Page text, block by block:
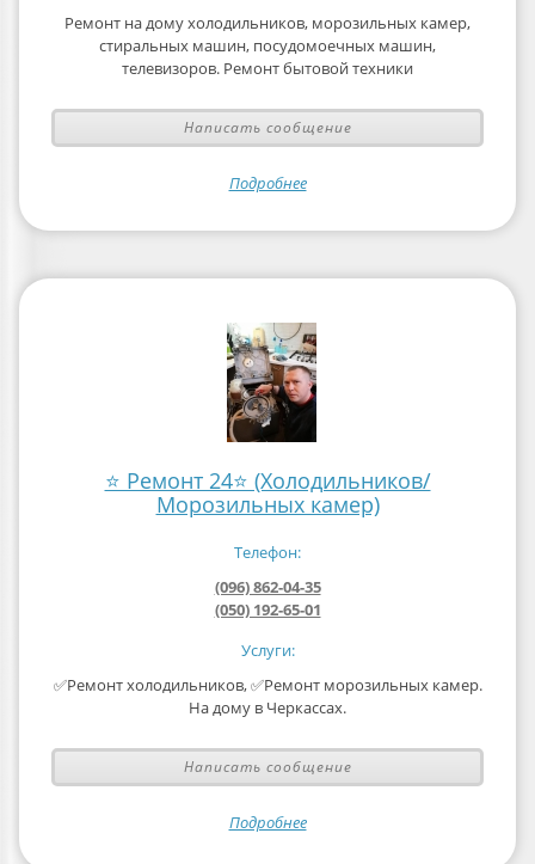
Ремонт на дому холодильников, морозильных камер,
стиральных машин, посудомоечных машин,
телевизоров. Ремонт бытовой техники
Написать сообщение
Подробнее
⭐ Ремонт 24⭐ (Холодильников/
Морозильных камер)
Телефон:
(096) 862-04-35
(050) 192-65-01
Услуги:
✅Ремонт холодильников, ✅Ремонт морозильных камер.
На дому в Черкассах.
Написать сообщение
Подробнее